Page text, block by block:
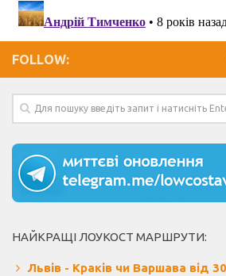
FOLLOW:
НАЙКРАЩІ ЛОУКОСТ МАРШРУТИ:
Львів - Краків чи Варшава від